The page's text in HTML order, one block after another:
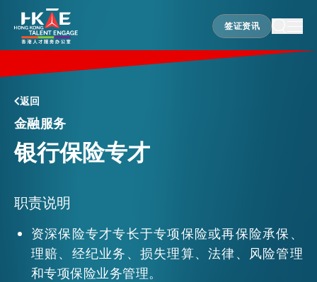
签证资讯
签证资讯
香港优势
居港须知
人才支援
就业资讯
返回
金融服务
银行保险专才
职责说明
资深保险专才专长于专项保险或再保险承保、
理赔、经纪业务、损失理算、法律、风险管理
和专项保险业务管理。